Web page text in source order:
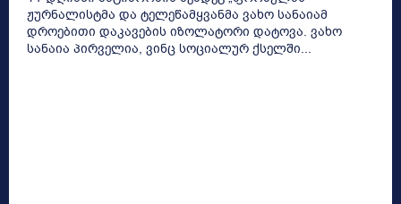
ჟურნალისტმა და ტელეწამყვანმა ვახო სანაიამ
დროებითი დაკავების იზოლატორი დატოვა. ვახო
სანაია პირველია, ვინც სოციალურ ქსელში...